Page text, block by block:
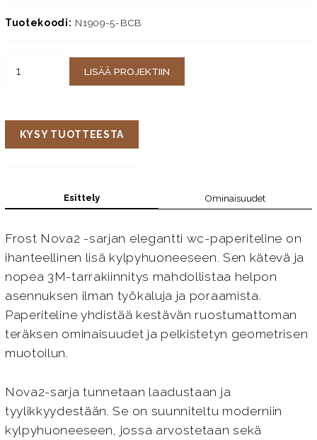
Tuotekoodi: N1909-5-BCB
LISÄÄ PROJEKTIIN
KYSY TUOTTEESTA
Esittely Ominaisuudet
Frost Nova2 -sarjan elegantti wc-paperiteline on
ihanteellinen lisä kylpyhuoneeseen. Sen kätevä ja
nopea 3M-tarrakiinnitys mahdollistaa helpon
asennuksen ilman työkaluja ja poraamista.
Paperiteline yhdistää kestävän ruostumattoman
teräksen ominaisuudet ja pelkistetyn geometrisen
muotoilun.
Nova2-sarja tunnetaan laadustaan ja
tyylikkyydestään. Se on suunniteltu moderniin
kylpyhuoneeseen, jossa arvostetaan sekä